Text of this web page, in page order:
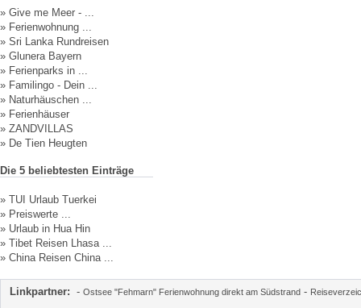
» Give me Meer - ...
» Ferienwohnung ...
» Sri Lanka Rundreisen
» Glunera Bayern
» Ferienparks in ...
» Familingo - Dein ...
» Naturhäuschen ...
» Ferienhäuser
» ZANDVILLAS
» De Tien Heugten
Die 5 beliebtesten Einträge
» TUI Urlaub Tuerkei
» Preiswerte ...
» Urlaub in Hua Hin
» Tibet Reisen Lhasa ...
» China Reisen China ...
Linkpartner: - Ostsee "Fehmarn" Ferienwohnung direkt am Südstrand -